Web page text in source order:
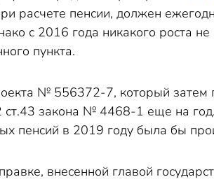
расчете пенсии, должен
с 2016 года никакого роста
пункта.
№ 556372-7, который
ст.43 закона № 4468-1 еще на
пенсий в 2019 году была бы
внесенной главой